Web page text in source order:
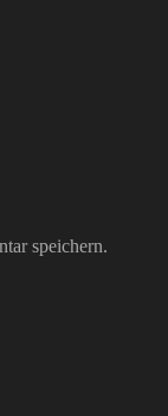
speichern.